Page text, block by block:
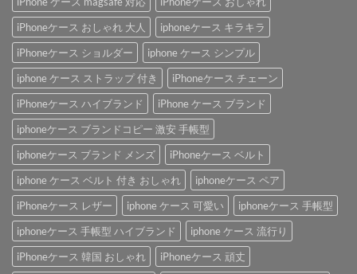
iPhoneケース おしゃれ 大人
iphoneケース キラキラ
iPhoneケース ショルダー
iphone ケース シンプル
iphone ケース ストラップ 付き
iPhoneケース チェーン
iPhoneケース ハイブランド
iPhone ケース ブランド
iphoneケース ブランドコピー 激安 手帳型
iphoneケース ブランド メンズ
iPhoneケース ベルト
iphone ケース ベルト 付き おしゃれ
iphoneケース ペア
iPhoneケース レザー
iphone ケース 可愛い
iphoneケース 手帳型
iphoneケース 手帳型 ハイブランド
iphone ケース 流行り
iPhoneケース 韓国 おしゃれ
iPhoneケース 頑丈